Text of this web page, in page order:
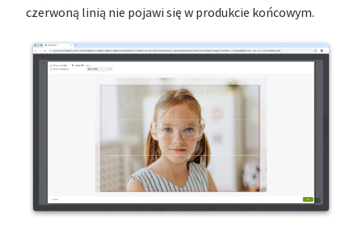
czerwoną linią nie pojawi się w produkcie końcowym.